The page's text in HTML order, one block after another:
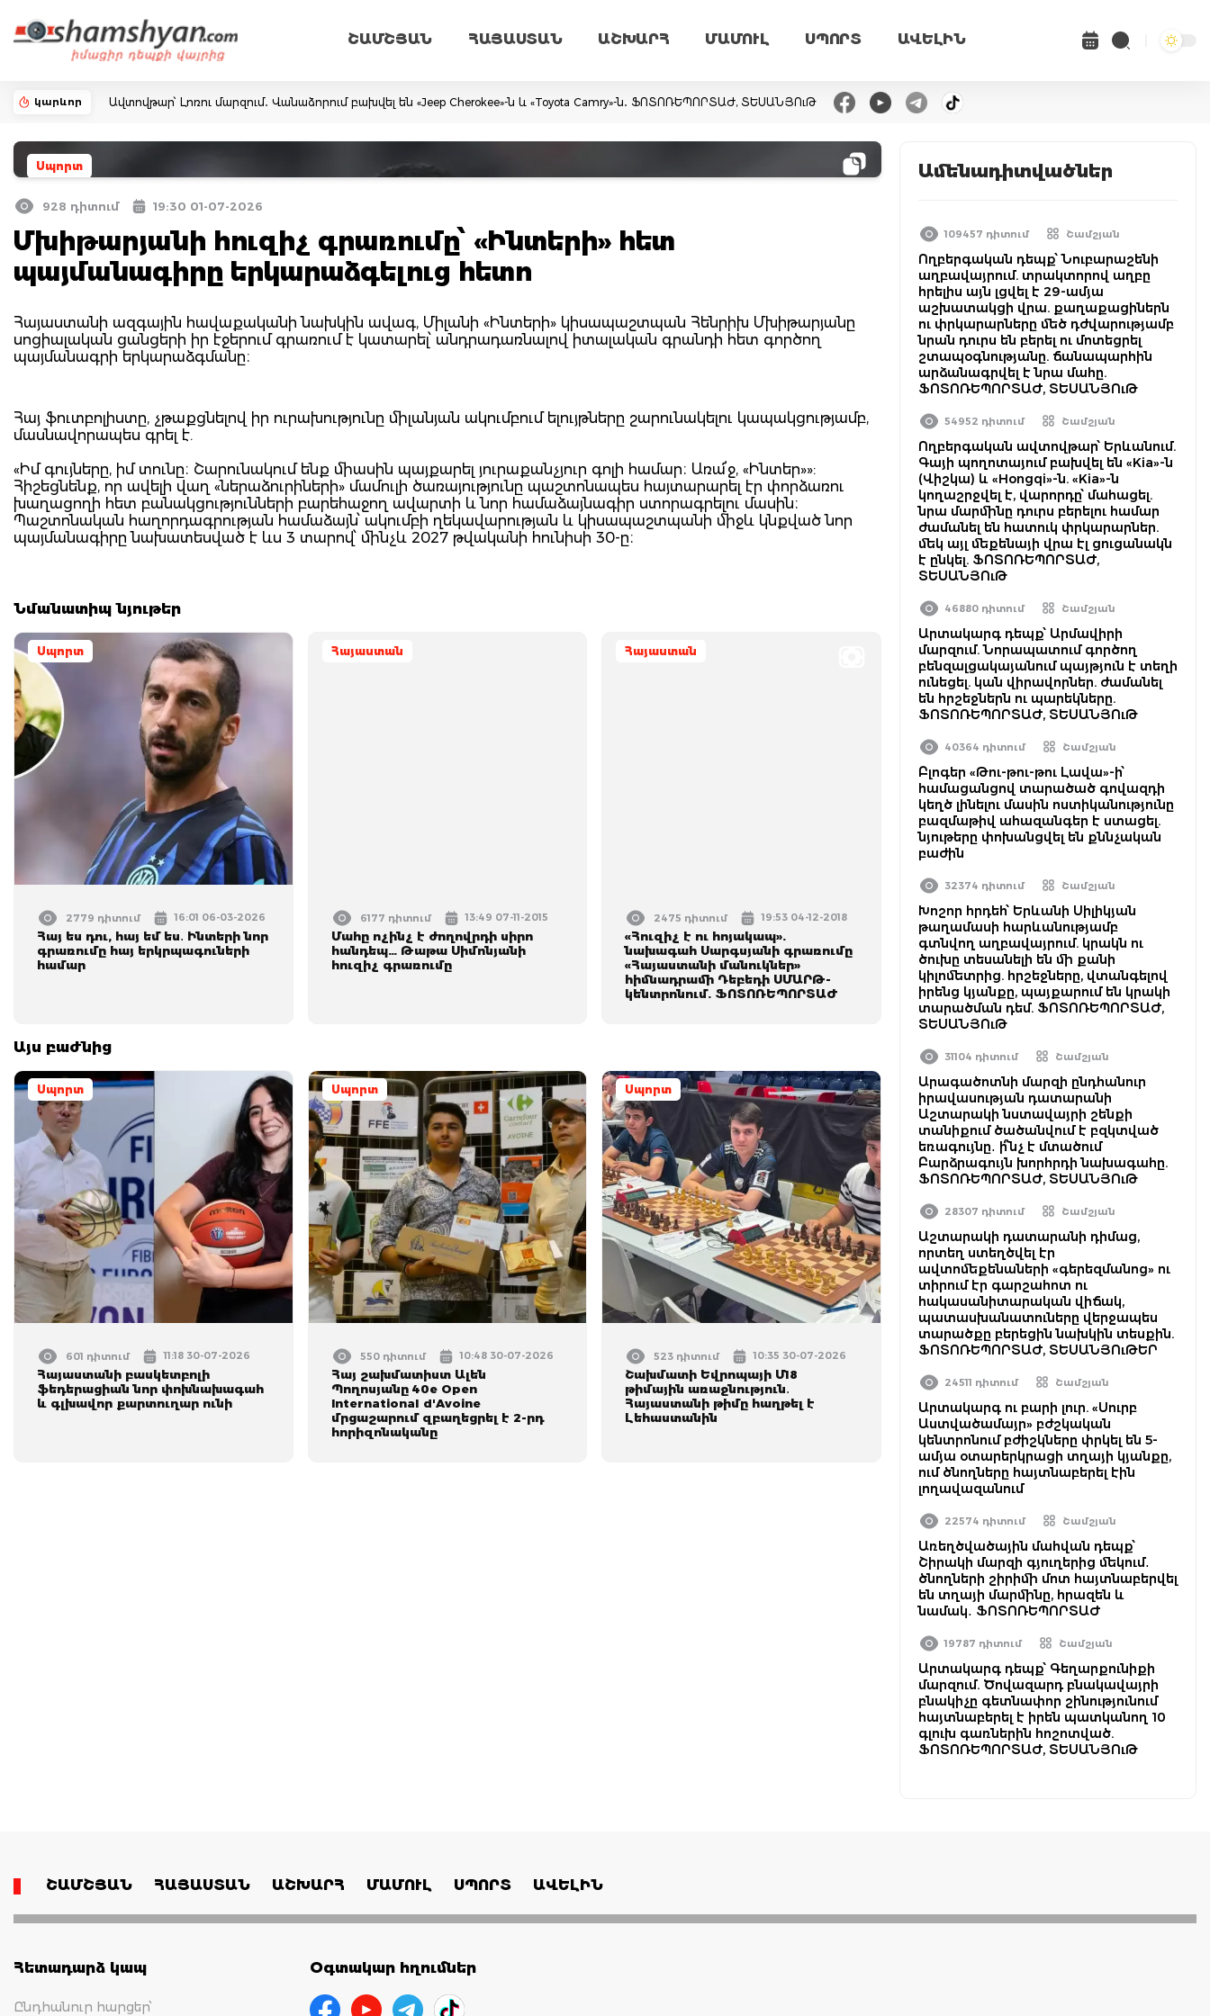
ՇԱՄՇՅԱՆ ՀԱՅԱՍՏԱՆ ԱՇԽԱՐՀ ՄԱՄՈՒԼ ՍՊՈՐՏ ԱՎԵԼԻՆ
կարևոր Ավտովթար՝ Լոռու մարզում․ Վանաձորում բախվել են «Jeep Cherokee»-ն և «Toyota Camry»-ն․ ՖՈՏՈՌԵՊՈՐՏԱԺ, ՏԵՍԱՆՅՈւԹ
Սպորտ
928 դիտում 19:30 01-07-2026
Մխիթարյանի հուզիչ գրառումը՝ «Ինտերի» հետ
պայմանագիրը երկարաձգելուց հետո
Հայաստանի ազգային հավաքականի նախկին ավագ, Միլանի «Ինտերի» կիսապաշտպան Հենրիխ Մխիթարյանը
սոցիալական ցանցերի իր էջերում գրառում է կատարել՝ անդրադառնալով իտալական գրանդի հետ գործող
պայմանագրի երկարաձգմանը։
Հայ ֆուտբոլիստը, չթաքցնելով իր ուրախությունը միլանյան ակումբում ելույթները շարունակելու կապակցությամբ,
մասնավորապես գրել է.
«Իմ գույները, իմ տունը։ Շարունակում ենք միասին պայքարել յուրաքանչյուր գոլի համար։ Առա՜ջ, «Ինտեր»»:
Հիշեցնենք, որ ավելի վաղ «ներաձուրիների» մամուլի ծառայությունը պաշտոնապես հայտարարել էր փորձառու
խաղացողի հետ բանակցությունների բարեհաջող ավարտի և նոր համաձայնագիր ստորագրելու մասին։
Պաշտոնական հաղորդագրության համաձայն՝ ակումբի ղեկավարության և կիսապաշտպանի միջև կնքված նոր
պայմանագիրը նախատեսված է ևս 3 տարով՝ մինչև 2027 թվականի հունիսի 30-ը։
Նմանատիպ նյութեր
Սպորտ
2779 դիտում 16:01 06-03-2026
Հայ ես դու, հայ եմ ես․ Ինտերի նոր
գրառումը հայ երկրպագուների
համար
Հայաստան
6177 դիտում 13:49 07-11-2015
Մահը ոչինչ է ժողովրդի սիրո
հանդեպ… Թաթա Սիմոնյանի
հուզիչ գրառումը
Հայաստան
2475 դիտում 19:53 04-12-2018
«Հուզիչ է ու հոյակապ».
նախագահ Սարգսյանի գրառումը
«Հայաստանի մանուկներ»
հիմնադրամի Դեբեդի ՍՄԱՐԹ-
կենտրոնում. ՖՈՏՈՌԵՊՈՐՏԱԺ
Այս բաժնից
Սպորտ
601 դիտում 11:18 30-07-2026
Հայաստանի բասկետբոլի
ֆեդերացիան նոր փոխնախագահ
և գլխավոր քարտուղար ունի
Սպորտ
550 դիտում 10:48 30-07-2026
Հայ շախմատիստ Ալեն
Պողոսյանը 40e Open
International d'Avoine
մրցաշարում զբաղեցրել է 2-րդ
հորիզոնականը
Սպորտ
523 դիտում 10:35 30-07-2026
Շախմատի Եվրոպայի Մ18
թիմային առաջնություն․
Հայաստանի թիմը հաղթել է
Լեհաստանին
Ամենադիտվածներ
109457 դիտում Շամշյան
Ողբերգական դեպք՝ Նուբարաշենի
աղբավայրում. տրակտորով աղբը
հրելիս այն լցվել է 29-ամյա
աշխատակցի վրա. քաղաքացիներն
ու փրկարարները մեծ դժվարությամբ
նրան դուրս են բերել ու մոտեցրել
շտապօգնությանը. ճանապարհին
արձանագրվել է նրա մահը.
ՖՈՏՈՌԵՊՈՐՏԱԺ, ՏԵՍԱՆՅՈւԹ
54952 դիտում Շամշյան
Ողբերգական ավտովթար՝ Երևանում.
Գայի պողոտայում բախվել են «Kia»-ն
(Վիշկա) և «Hongqi»-ն. «Kia»-ն
կողաշրջվել է, վարորդը՝ մահացել.
նրա մարմինը դուրս բերելու համար
ժամանել են հատուկ փրկարարներ.
մեկ այլ մեքենայի վրա էլ ցուցանակն
է ընկել. ՖՈՏՈՌԵՊՈՐՏԱԺ,
ՏԵՍԱՆՅՈւԹ
46880 դիտում Շամշյան
Արտակարգ դեպք՝ Արմավիրի
մարզում. Նորապատում գործող
բենզալցակայանում պայթյուն է տեղի
ունեցել. կան վիրավորներ. ժամանել
են հրշեջներն ու պարեկները.
ՖՈՏՈՌԵՊՈՐՏԱԺ, ՏԵՍԱՆՅՈւԹ
40364 դիտում Շամշյան
Բլոգեր «Թու-թու-թու Լավա»-ի՝
համացանցով տարածած գովազդի
կեղծ լինելու մասին ոստիկանությունը
բազմաթիվ ահազանգեր է ստացել.
նյութերը փոխանցվել են քննչական
բաժին
32374 դիտում Շամշյան
Խոշոր հրդեհ՝ Երևանի Սիլիկյան
թաղամասի հարևանությամբ
գտնվող աղբավայրում. կրակն ու
ծուխը տեսանելի են մի քանի
կիլոմետրից. հրշեջները, վտանգելով
իրենց կյանքը, պայքարում են կրակի
տարածման դեմ. ՖՈՏՈՌԵՊՈՐՏԱԺ,
ՏԵՍԱՆՅՈւԹ
31104 դիտում Շամշյան
Արագածոտնի մարզի ընդհանուր
իրավասության դատարանի
Աշտարակի նստավայրի շենքի
տանիքում ծածանվում է բզկտված
եռագույնը․ ի՞նչ է մտածում
Բարձրագույն խորհրդի նախագահը.
ՖՈՏՈՌԵՊՈՐՏԱԺ, ՏԵՍԱՆՅՈւԹ
28307 դիտում Շամշյան
Աշտարակի դատարանի դիմաց,
որտեղ ստեղծվել էր
ավտոմեքենաների «գերեզմանոց» ու
տիրում էր գարշահոտ ու
հակասանիտարական վիճակ,
պատասխանատուները վերջապես
տարածքը բերեցին նախկին տեսքին.
ՖՈՏՈՌԵՊՈՐՏԱԺ, ՏԵՍԱՆՅՈւԹԵՐ
24511 դիտում Շամշյան
Արտակարգ ու բարի լուր. «Սուրբ
Աստվածամայր» բժշկական
կենտրոնում բժիշկները փրկել են 5-
ամյա օտարերկրացի տղայի կյանքը,
ում ծնողները հայտնաբերել էին
լողավազանում
22574 դիտում Շամշյան
Առեղծվածային մահվան դեպք՝
Շիրակի մարզի գյուղերից մեկում․
ծնողների շիրիմի մոտ հայտնաբերվել
են տղայի մարմինը, հրազեն և
նամակ․ ՖՈՏՈՌԵՊՈՐՏԱԺ
19787 դիտում Շամշյան
Արտակարգ դեպք՝ Գեղարքունիքի
մարզում. Ծովազարդ բնակավայրի
բնակիչը գետնափոր շինությունում
հայտնաբերել է իրեն պատկանող 10
գլուխ գառներին հոշոտված.
ՖՈՏՈՌԵՊՈՐՏԱԺ, ՏԵՍԱՆՅՈւԹ
ՇԱՄՇՅԱՆ ՀԱՅԱՍՏԱՆ ԱՇԽԱՐՀ ՄԱՄՈՒԼ ՍՊՈՐՏ ԱՎԵԼԻՆ
Հետադարձ կապ
Ընդհանուր հարցեր՝
Օգտակար հղումներ